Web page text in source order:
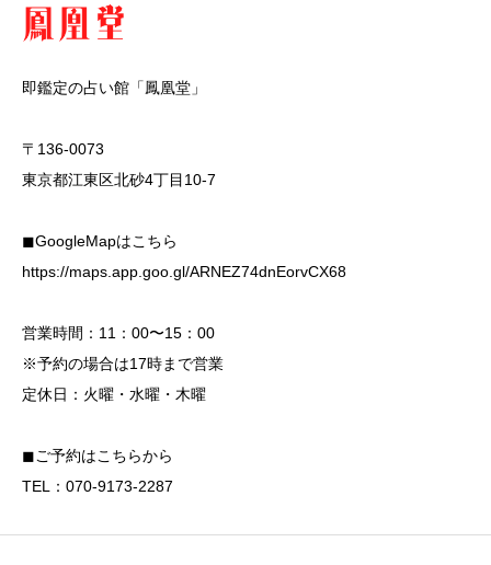
即鑑定の占い館「鳳凰堂」
〒136-0073
東京都江東区北砂4丁目10-7
◼︎GoogleMapはこちら
https://maps.app.goo.gl/ARNEZ74dnEorvCX68
営業時間：11：00〜15：00
※予約の場合は17時まで営業
定休日：火曜・水曜・木曜
◼︎ご予約はこちらから
TEL：070-9173-2287